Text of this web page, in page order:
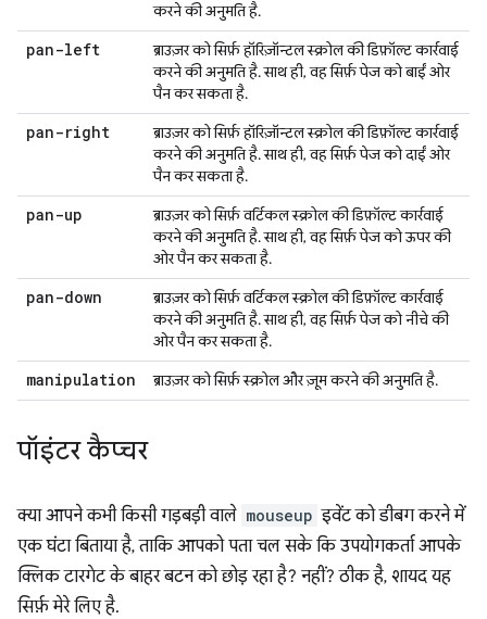
करने की अनुमति है.
pan-left
ब्राउज़र को सिर्फ़ हॉरिज़ॉन्टल स्क्रोल की डिफ़ॉल्ट कार्रवाई
करने की अनुमति है. साथ ही, वह सिर्फ़ पेज को बाईं ओर
पैन कर सकता है.
pan-right
ब्राउज़र को सिर्फ़ हॉरिज़ॉन्टल स्क्रोल की डिफ़ॉल्ट कार्रवाई
करने की अनुमति है. साथ ही, वह सिर्फ़ पेज को दाईं ओर
पैन कर सकता है.
pan-up
ब्राउज़र को सिर्फ़ वर्टिकल स्क्रोल की डिफ़ॉल्ट कार्रवाई
करने की अनुमति है. साथ ही, वह सिर्फ़ पेज को ऊपर की
ओर पैन कर सकता है.
pan-down
ब्राउज़र को सिर्फ़ वर्टिकल स्क्रोल की डिफ़ॉल्ट कार्रवाई
करने की अनुमति है. साथ ही, वह सिर्फ़ पेज को नीचे की
ओर पैन कर सकता है.
manipulation ब्राउज़र को सिर्फ़ स्क्रोल और ज़ूम करने की अनुमति है.
पॉइंटर कैप्‍चर
क्या आपने कभी किसी गड़बड़ी वाले mouseup इवेंट को डीबग करने में
एक घंटा बिताया है, ताकि आपको पता चल सके कि उपयोगकर्ता आपके
क्लिक टारगेट के बाहर बटन को छोड़ रहा है? नहीं? ठीक है, शायद यह
सिर्फ़ मेरे लिए है.